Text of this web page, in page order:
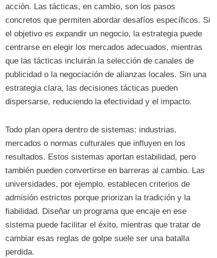
acción. Las tácticas, en cambio, son los pasos
concretos que permiten abordar desafíos específicos. Si
el objetivo es expandir un negocio, la estrategia puede
centrarse en elegir los mercados adecuados, mientras
que las tácticas incluirán la selección de canales de
publicidad o la negociación de alianzas locales. Sin una
estrategia clara, las decisiones tácticas pueden
dispersarse, reduciendo la efectividad y el impacto.
Todo plan opera dentro de sistemas: industrias,
mercados o normas culturales que influyen en los
resultados. Estos sistemas aportan estabilidad, pero
también pueden convertirse en barreras al cambio. Las
universidades, por ejemplo, establecen criterios de
admisión estrictos porque priorizan la tradición y la
fiabilidad. Diseñar un programa que encaje en ese
sistema puede facilitar el éxito, mientras que tratar de
cambiar esas reglas de golpe suele ser una batalla
perdida.